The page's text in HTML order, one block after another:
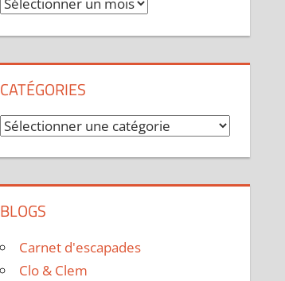
CATÉGORIES
Catégories
BLOGS
Carnet d'escapades
Clo & Clem